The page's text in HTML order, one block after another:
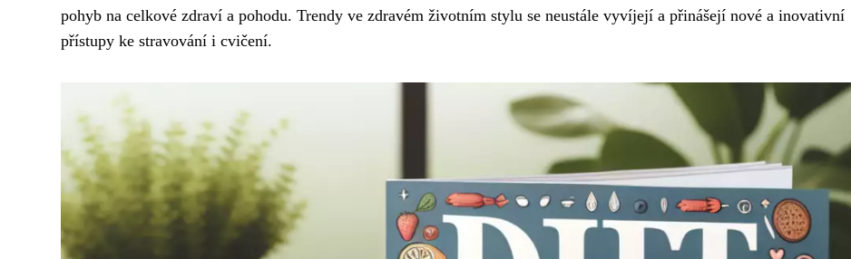
pohyb na celkové zdraví a pohodu. Trendy ve zdravém životním stylu se neustále vyvíjejí a přinášejí nové a inovativní
přístupy ke stravování i cvičení.